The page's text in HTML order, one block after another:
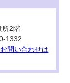
2階
1332
問い合わせは